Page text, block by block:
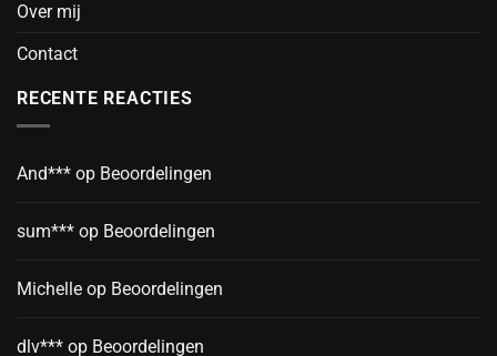
Over mij
Contact
RECENTE REACTIES
And*** op Beoordelingen
sum*** op Beoordelingen
Michelle op Beoordelingen
dlv*** op Beoordelingen